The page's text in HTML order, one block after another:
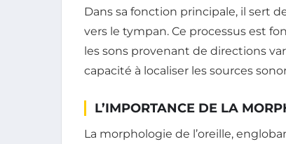
Dans sa fonction principale, il sert
vers le tympan. Ce processus est
les sons provenant de directions
capacité à localiser les sources
L’IMPORTANCE DE LA
La morphologie de l’oreille,